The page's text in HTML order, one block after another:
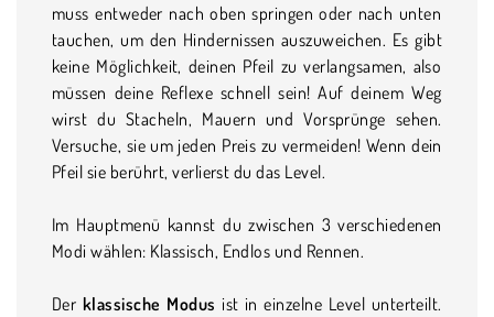
muss entweder nach oben springen oder nach unten
tauchen, um den Hindernissen auszuweichen. Es gibt
keine Möglichkeit, deinen Pfeil zu verlangsamen, also
müssen deine Reflexe schnell sein! Auf deinem Weg
wirst du Stacheln, Mauern und Vorsprünge sehen.
Versuche, sie um jeden Preis zu vermeiden! Wenn dein
Pfeil sie berührt, verlierst du das Level.
Im Hauptmenü kannst du zwischen 3 verschiedenen
Modi wählen: Klassisch, Endlos und Rennen.
Der klassische Modus ist in einzelne Level unterteilt.